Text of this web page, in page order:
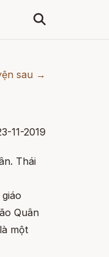
sau →
11-2019
Thái
Quân
một